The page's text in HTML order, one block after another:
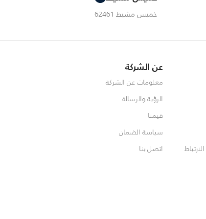
خميس مشيط 62461
عن الشركة
معلومات عن الشركة
الرؤية والرسالة
قيمنا
سياسة الضمان
اتصل بنا